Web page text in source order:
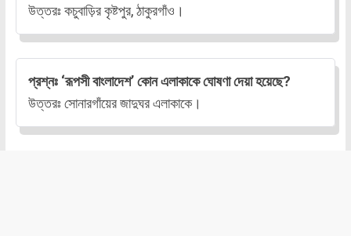
উত্তরঃ কচুবাড়ির কৃষ্টপুর, ঠাকুরগাঁও।
প্রশ্নঃ ‘রূপসী বাংলাদেশ’ কোন এলাকাকে ঘোষণা দেয়া হয়েছে?
উত্তরঃ সোনারগাঁয়ের জাদুঘর এলাকাকে।